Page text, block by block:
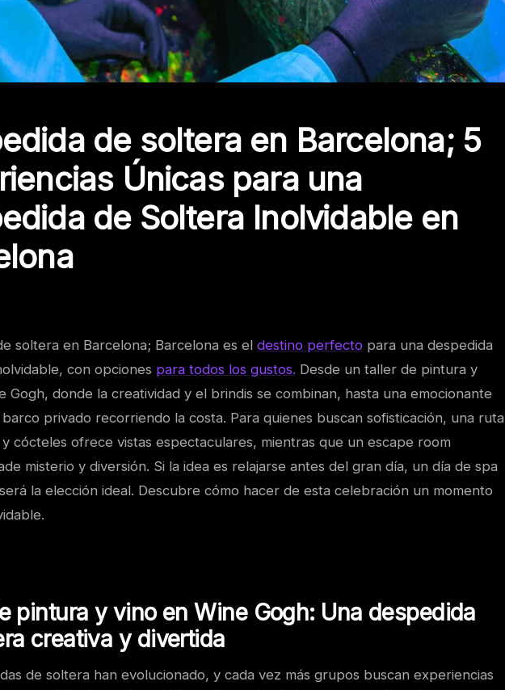
de soltera en Barcelona; 5
Únicas para una
de Soltera Inolvidable en
soltera en Barcelona; Barcelona es el destino perfecto para una despedida
con opciones para todos los gustos. Desde un taller de pintura y
Gogh, donde la creatividad y el brindis se combinan, hasta una emocionante
privado recorriendo la costa. Para quienes buscan sofisticación, una ruta
cócteles ofrece vistas espectaculares, mientras que un escape room
misterio y diversión. Si la idea es relajarse antes del gran día, un día de spa
la elección ideal. Descubre cómo hacer de esta celebración un momento
pintura y vino en Wine Gogh: Una despedida
creativa y divertida
de soltera han evolucionado, y cada vez más grupos buscan experiencias